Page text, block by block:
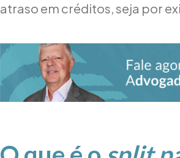
atraso em créditos, seja por